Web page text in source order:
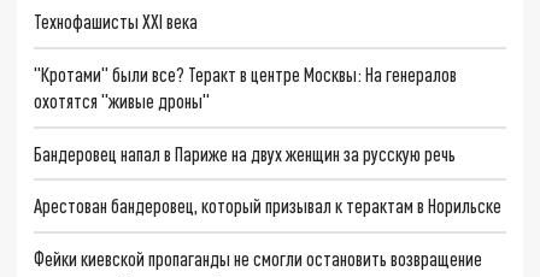
Технофашисты XXI века
"Кротами" были все? Теракт в центре Москвы: На генералов
охотятся "живые дроны"
Бандеровец напал в Париже на двух женщин за русскую речь
Арестован бандеровец, который призывал к терактам в Норильске
Фейки киевской пропаганды не смогли остановить возвращение